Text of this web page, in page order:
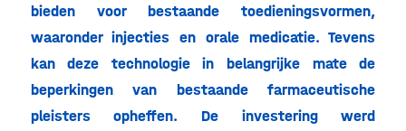
bieden voor bestaande toedieningsvormen,
waaronder injecties en orale medicatie. Tevens
kan deze technologie in belangrijke mate de
beperkingen van bestaande farmaceutische
pleisters opheffen. De investering werd